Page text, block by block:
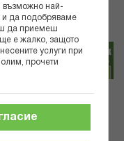
ХИПЕРПИГМЕНТНИ
възможно най-
и да подобряваме
да приемеш
ще е жалко, защото
услуги при
прочети